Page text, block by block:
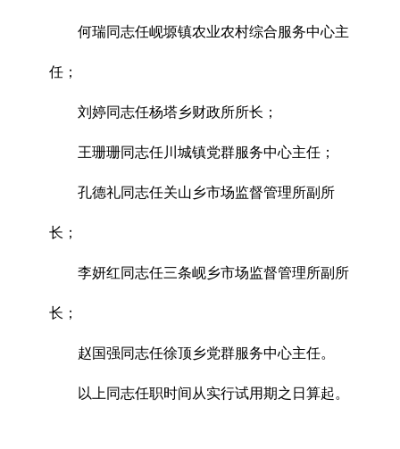
何瑞同志任岘塬镇农业农村综合服务中心主
任；
刘婷同志任杨塔乡财政所所长；
王珊珊同志任川城镇党群服务中心主任；
孔德礼同志任关山乡市场监督管理所副所
长；
李妍红同志任三条岘乡市场监督管理所副所
长；
赵国强同志任徐顶乡党群服务中心主任。
以上同志任职时间从实行试用期之日算起。